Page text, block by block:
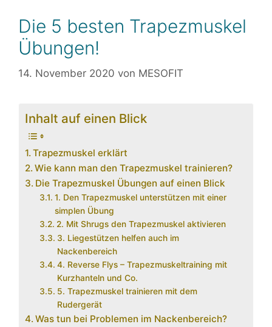
Die 5 besten Trapezmuskel
Übungen!
14. November 2020 von MESOFIT
Inhalt auf einen Blick
Trapezmuskel erklärt
Wie kann man den Trapezmuskel trainieren?
Die Trapezmuskel Übungen auf einen Blick
1. Den Trapezmuskel unterstützen mit einer
simplen Übung
2. Mit Shrugs den Trapezmuskel aktivieren
3. Liegestützen helfen auch im
Nackenbereich
4. Reverse Flys – Trapezmuskeltraining mit
Kurzhanteln und Co.
5. Trapezmuskel trainieren mit dem
Rudergerät
Was tun bei Problemen im Nackenbereich?